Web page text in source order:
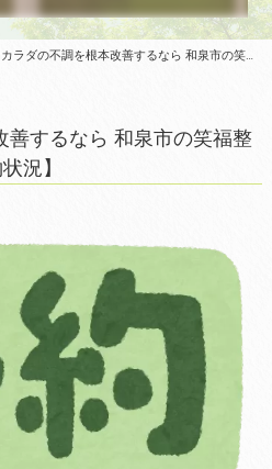
カラダの不調を根本改善するなら 和泉市の笑福整骨院【9月13日の予約状況】
善するなら 和泉市の笑福整
況】